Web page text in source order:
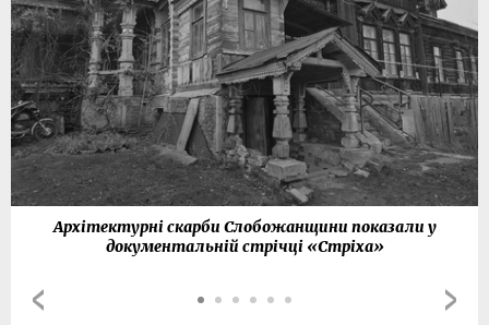
Архітектурні скарби Слобожанщини показали у
документальній стрічці «Стріха»